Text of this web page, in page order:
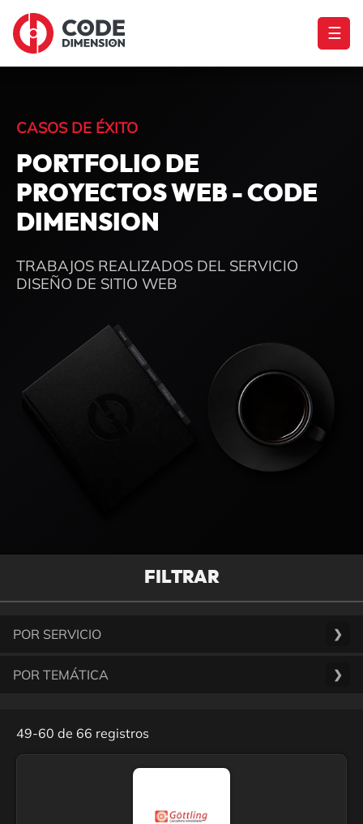
☰
CASOS DE ÉXITO
PORTFOLIO DE
PROYECTOS WEB - CODE
DIMENSION
TRABAJOS REALIZADOS DEL SERVICIO
DISEÑO DE SITIO WEB
FILTRAR
POR SERVICIO ❯
POR TEMÁTICA ❯
49-60 de 66 registros